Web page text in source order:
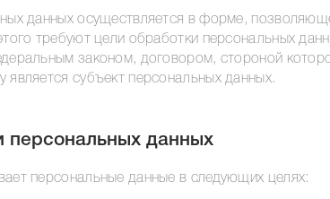
данных осуществляется в форме,
требуют цели обработки персональных
законом, договором, стороной
является субъект персональных данных.
персональных данных
персональные данные в следующих целях: